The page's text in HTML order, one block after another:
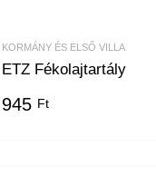
KORMÁNY ÉS ELSŐ VILLA
ETZ Fékolajtartály
945 Ft